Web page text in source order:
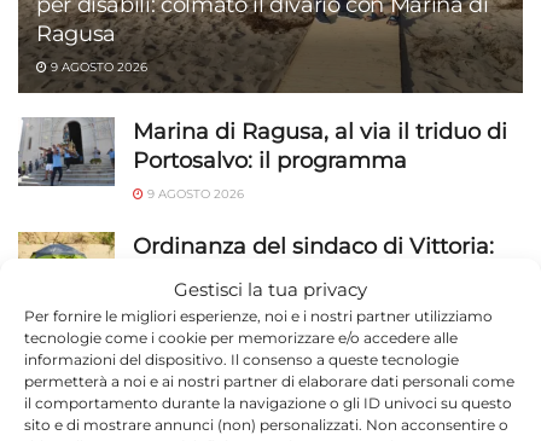
Gestisci la tua privacy
Per fornire le migliori esperienze, noi e i nostri partner utilizziamo
tecnologie come i cookie per memorizzare e/o accedere alle
informazioni del dispositivo. Il consenso a queste tecnologie
permetterà a noi e ai nostri partner di elaborare dati personali come
il comportamento durante la navigazione o gli ID univoci su questo
sito e di mostrare annunci (non) personalizzati. Non acconsentire o
Ragusa
9 AGOSTO 2026
Marina di Ragusa, al via il triduo di
Portosalvo: il programma
9 AGOSTO 2026
Ordinanza del sindaco di Vittoria:
spiagge per San Lorenzo e
Ferragosto 2026
9 AGOSTO 2026
Scippo sul lungomare di